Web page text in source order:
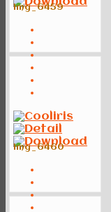
img_6459
img_6460